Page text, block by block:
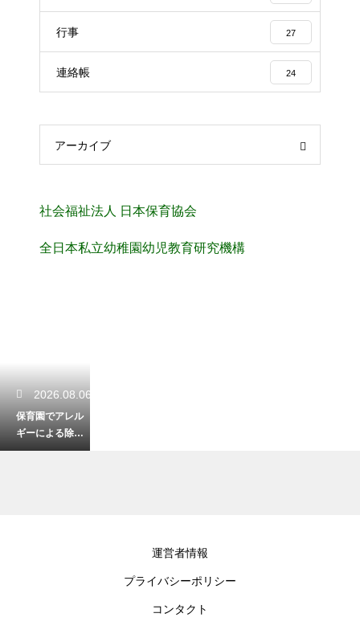
行事 27
連絡帳 24
アーカイブ
社会福祉法人 日本保育協会
全日本私立幼稚園幼児教育研究機構
2026.08.06
保育園でアレル
ギーによる除去
食の申請を行
運営者情報
プライバシーポリシー
コンタクト